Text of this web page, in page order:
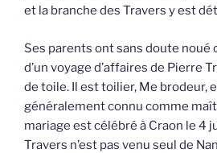
et la branche des Travers y est
Ses parents ont sans doute noué
d’un voyage d’affaires de Pierre
de toile. Il est toilier, Me brodeur,
généralement connu comme
mariage est célébré à Craon le 4
Travers n’est pas venu seul de